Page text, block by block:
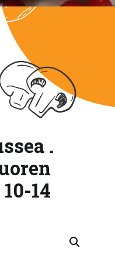
.
14